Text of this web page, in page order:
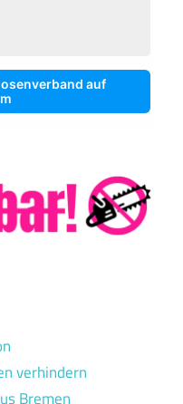
auf
verhindern
Bremen